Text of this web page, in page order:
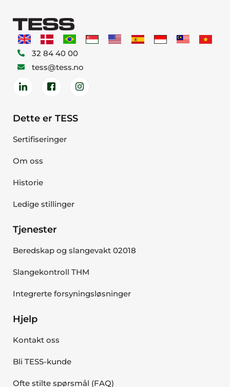
32 84 40 00
tess@tess.no
Dette er TESS
Sertifiseringer
Om oss
Historie
Ledige stillinger
Tjenester
Beredskap og slangevakt 02018
Slangekontroll THM
Integrerte forsyningsløsninger
Hjelp
Kontakt oss
Bli TESS-kunde
Ofte stilte spørsmål (FAQ)